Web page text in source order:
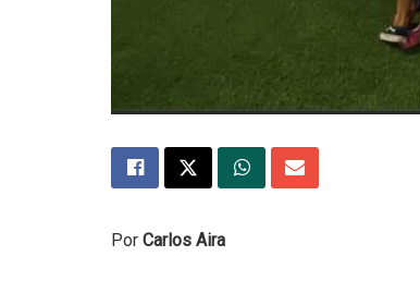
Por Carlos Aira